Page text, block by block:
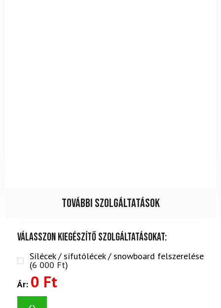
További szolgáltatások
Válasszon kiegészítő szolgáltatásokat:
Sílécek / sífutólécek / snowboard felszerelése
(6 000 Ft)
Ár: 0 Ft